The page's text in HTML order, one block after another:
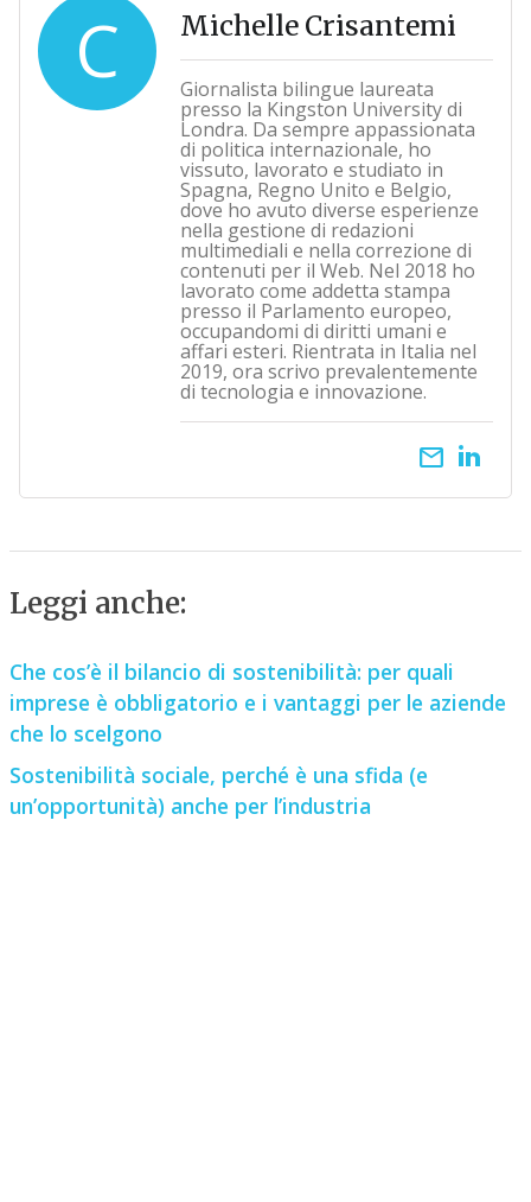
C Michelle Crisantemi
Giornalista bilingue laureata
presso la Kingston University di
Londra. Da sempre appassionata
di politica internazionale, ho
vissuto, lavorato e studiato in
Spagna, Regno Unito e Belgio,
dove ho avuto diverse esperienze
nella gestione di redazioni
multimediali e nella correzione di
contenuti per il Web. Nel 2018 ho
lavorato come addetta stampa
presso il Parlamento europeo,
occupandomi di diritti umani e
affari esteri. Rientrata in Italia nel
2019, ora scrivo prevalentemente
di tecnologia e innovazione.
email
Leggi anche:
Che cos’è il bilancio di sostenibilità: per quali
imprese è obbligatorio e i vantaggi per le aziende
che lo scelgono
Sostenibilità sociale, perché è una sfida (e
un’opportunità) anche per l’industria